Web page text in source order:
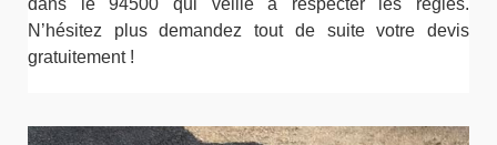
N’hésitez plus demandez tout de suite votre devis
gratuitement !